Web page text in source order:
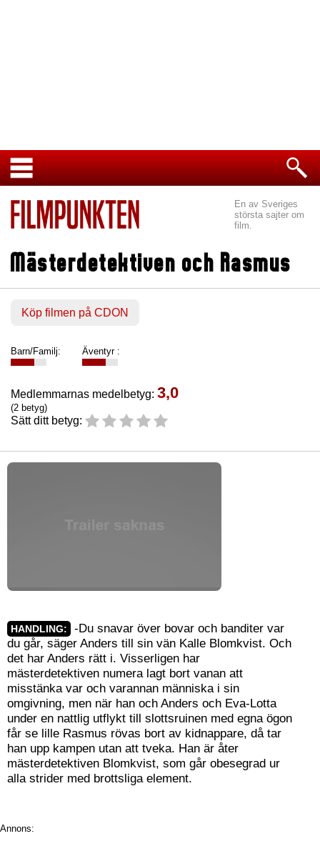
En av Sveriges
största sajter om
film.
Mästerdetektiven och Rasmus
Köp filmen på CDON
Barn/Familj: Äventyr :
Medlemmarnas medelbetyg: 3,0
(2 betyg)
Sätt ditt betyg:
HANDLING:
-Du snavar över bovar och banditer var
du går, säger Anders till sin vän Kalle Blomkvist. Och
det har Anders rätt i. Visserligen har
mästerdetektiven numera lagt bort vanan att
misstänka var och varannan människa i sin
omgivning, men när han och Anders och Eva-Lotta
under en nattlig utflykt till slottsruinen med egna ögon
får se lille Rasmus rövas bort av kidnappare, då tar
han upp kampen utan att tveka. Han är åter
mästerdetektiven Blomkvist, som går obesegrad ur
alla strider med brottsliga element.
Annons: